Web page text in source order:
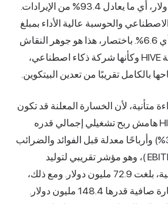
البيتكوين 278.3 مليون دولار، أي ما يعادل 93.4% من الإيرادات.
والحوسبة عالية الأداء بمبلغ
19.5 مليون دولار فقط، أي 6.6%. باختصار، هذا هو جوهر النقاش
الاستثماري: تتحدث شركة HIVE وكأنها شركة ذكاء اصطناعي،
بالكامل تقريبًا من تعدين البيتكوين.
متأنية، لأن الخسارة المعلنة قد تكون
مضللة. حققت شركة HIVE هامش ربح تشغيلي إجمالي قدره
107.9 مليون دولار (36.2%) وأرباحًا معدلة قبل الفوائد والضرائب
)، وهو مؤشر تقريبي لتوليد
التدفقات النقدية التشغيلية، بلغت 72.9 مليون دولار. ومع ذلك،
فقد سجلت الشركة خسارة صافية قدرها 148.4 مليون دولار.